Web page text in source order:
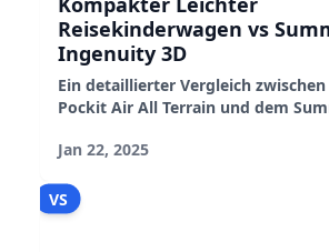
Reisekinderwagen vs
Ingenuity 3D
Ein detaillierter Vergleich
Pockit Air All Terrain und dem
Eigenschaften, Leistung und
Jan 22, 2025
VS